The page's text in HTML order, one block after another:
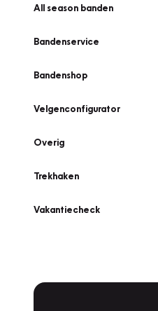
All season banden
Bandenservice
Bandenshop
Velgenconfigurator
Overig
Trekhaken
Vakantiecheck